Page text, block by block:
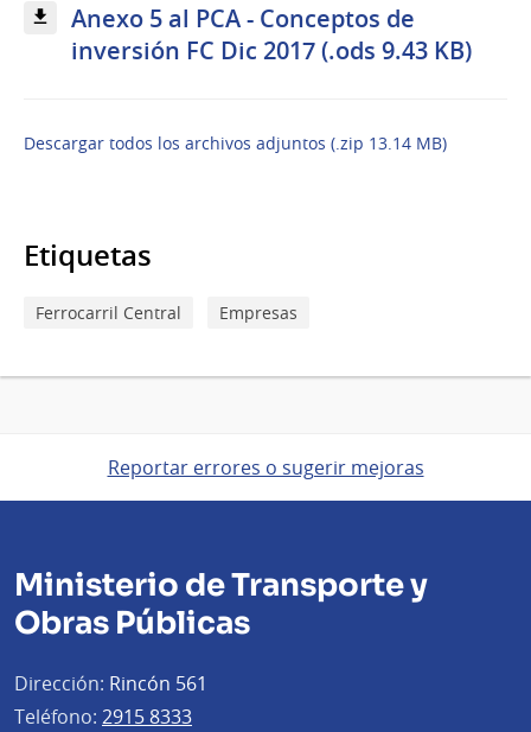
Anexo 5 al PCA - Conceptos de
inversión FC Dic 2017 (.ods 9.43 KB)
Descargar todos los archivos adjuntos (.zip 13.14 MB)
Etiquetas
Ferrocarril Central Empresas
Reportar errores o sugerir mejoras
Ministerio de Transporte y
Obras Públicas
Dirección: Rincón 561
Teléfono: 2915 8333